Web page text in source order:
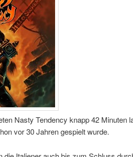
Nasty Tendency knapp 42 Minuten
vor 30 Jahren gespielt wurde.